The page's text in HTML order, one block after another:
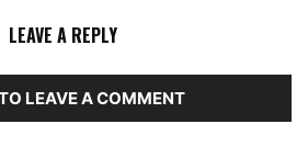
LEAVE A REPLY
LEAVE A COMMENT